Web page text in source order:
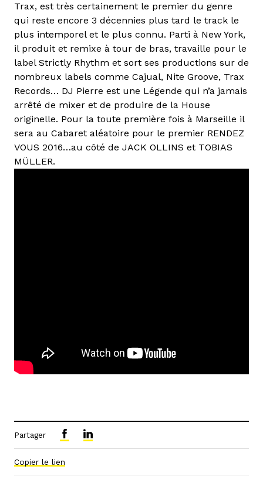
Trax, est très certainement le premier du genre
qui reste encore 3 décennies plus tard le track le
plus intemporel et le plus connu. Parti à New York,
il produit et remixe à tour de bras, travaille pour le
label Strictly Rhythm et sort ses productions sur de
nombreux labels comme Cajual, Nite Groove, Trax
Records… DJ Pierre est une Légende qui n’a jamais
arrêté de mixer et de produire de la House
originelle. Pour la toute première fois à Marseille il
sera au Cabaret aléatoire pour le premier RENDEZ
VOUS 2016…au côté de JACK OLLINS et TOBIAS
MÜLLER.
Partager
Copier le lien